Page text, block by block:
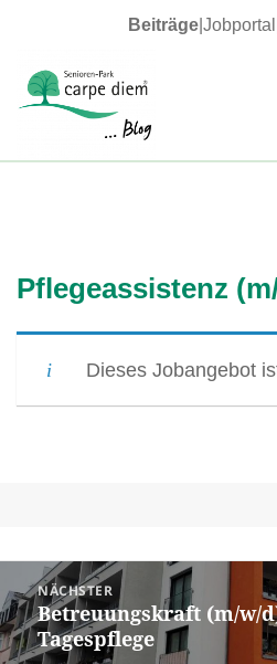
Beiträge| Jobportal
Pflegeassistenz
Dieses Jobangebot
Beitragsnavigation
NÄCHSTER
Nächster
Beitrag:
Betreuungskraft (m/w/
Tagespflege